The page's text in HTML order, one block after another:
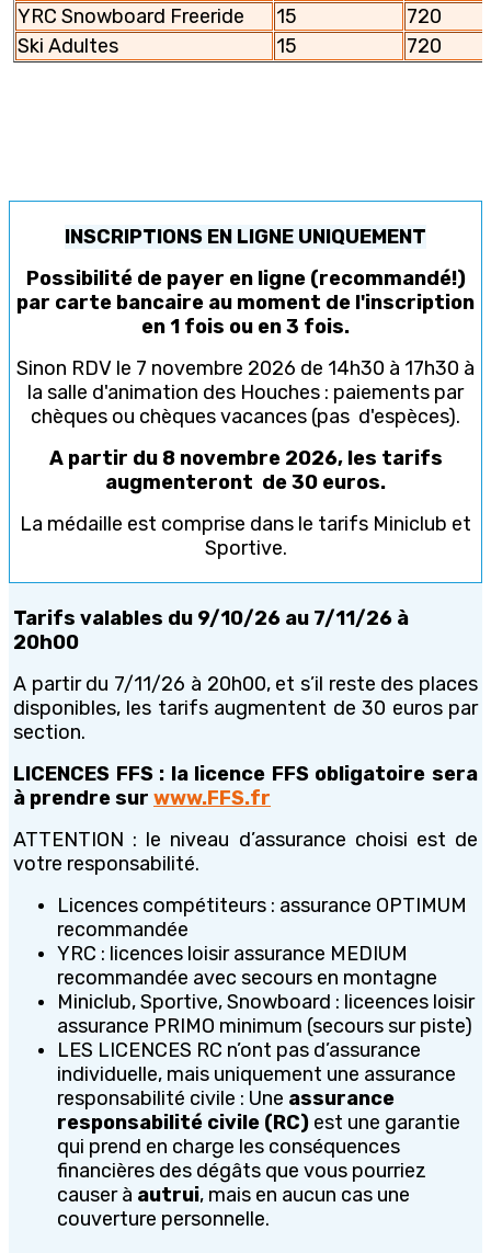
YRC Snowboard Freeride
15
720
Ski Adultes
15 720
INSCRIPTIONS EN LIGNE UNIQUEMENT
Possibilité de payer en ligne (recommandé!)
par carte bancaire au moment de l'inscription
en 1 fois ou en 3 fois.
Sinon RDV le 7 novembre 2026 de 14h30 à 17h30 à
la salle d'animation des Houches : paiements par
chèques ou chèques vacances (pas d'espèces).
A partir du 8 novembre 2026, les tarifs
augmenteront de 30 euros.
La médaille est comprise dans le tarifs Miniclub et
Sportive.
Tarifs valables du 9/10/26 au 7/11/26 à
20h00
A partir du 7/11/26 à 20h00, et s’il reste des places
disponibles, les tarifs augmentent de 30 euros par
section.
LICENCES FFS : la licence FFS obligatoire sera
à prendre sur www.FFS.fr
ATTENTION : le niveau d’assurance choisi est de
votre responsabilité.
Licences compétiteurs : assurance OPTIMUM
recommandée
YRC : licences loisir assurance MEDIUM
recommandée avec secours en montagne
Miniclub, Sportive, Snowboard : liceences loisir
assurance PRIMO minimum (secours sur piste)
LES LICENCES RC n’ont pas d’assurance
individuelle, mais uniquement une assurance
responsabilité civile : Une assurance
responsabilité civile (RC) est une garantie
qui prend en charge les conséquences
financières des dégâts que vous pourriez
causer à autrui, mais en aucun cas une
couverture personnelle.